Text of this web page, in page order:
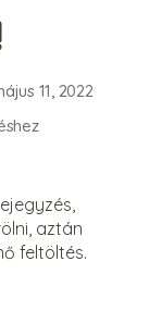
11, 2022
aztán
feltöltés.